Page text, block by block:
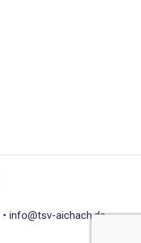
info@tsv-aichach.de